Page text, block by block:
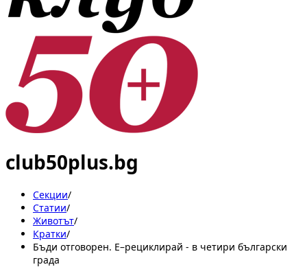
club50plus.bg
Секции/
Статии/
Животът/
Кратки/
Бъди отговорен. E–рециклирай - в четири български
града